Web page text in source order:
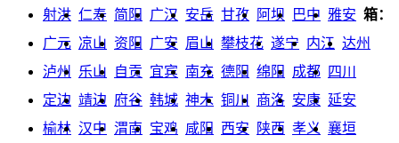
射洪 仁寿 简阳 广汉 安岳 甘孜 阿坝 巴中 雅安
广元 凉山 资阳 广安 眉山 攀枝花 遂宁 内江 达州
泸州
乐山 自贡 宜宾 南充 德阳 绵阳 成都 四川
定边 靖边 府谷 韩城 神木 铜川 商洛 安康 延安
榆林 汉中 渭南 宝鸡 咸阳 西安 陕西 孝义 襄垣
箱：